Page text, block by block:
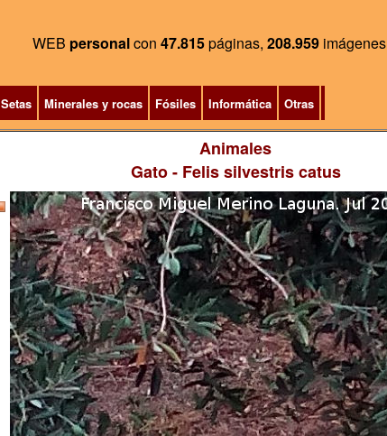
WEB personalcon 47.815páginas, 208.959 imágenes
Setas Minerales y rocas Fósiles Informática Otras
Animales
Gato- Felis silvestris catus